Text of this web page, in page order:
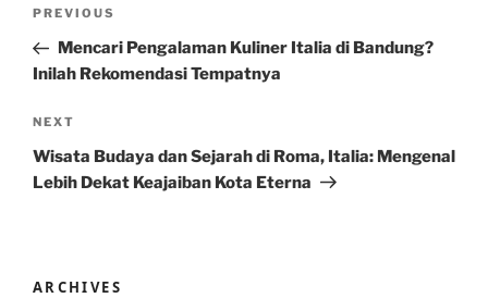
Previous
Post
PREVIOUS
Mencari Pengalaman Kuliner Italia di Bandung?
Inilah Rekomendasi Tempatnya
Next
Post
NEXT
Wisata Budaya dan Sejarah di Roma, Italia: Mengenal
Lebih Dekat Keajaiban Kota Eterna
ARCHIVES